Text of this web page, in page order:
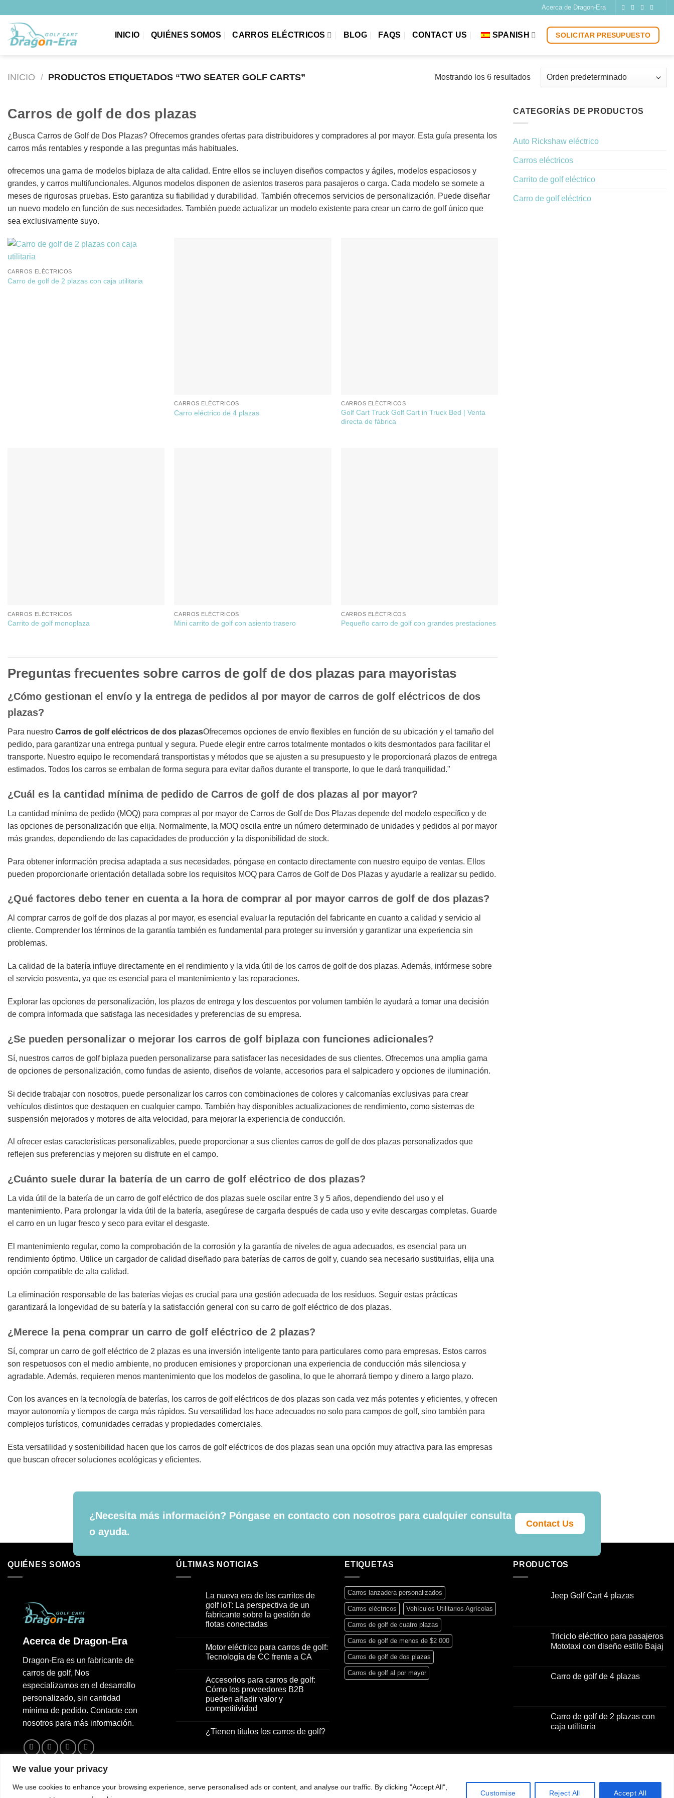
We value your privacy
We use cookies to enhance your browsing experience, serve personalised ads or content, and analyse our traffic. By clicking "Accept All",
Customise Reject All Accept All
contenido
Acerca de Dragon-Era
INICIO QUIÉNES SOMOS CARROS ELÉCTRICOS BLOG FAQS CONTACT US SPANISH SOLICITAR PRESUPUESTO
INICIO / PRODUCTOS ETIQUETADOS “TWO SEATER GOLF CARTS” Mostrando los 6 resultados
Carros de golf de dos plazas
¿Busca Carros de Golf de Dos Plazas? Ofrecemos grandes ofertas para distribuidores y compradores al por mayor. Esta guía presenta los
carros más rentables y responde a las preguntas más habituales.
ofrecemos una gama de modelos biplaza de alta calidad. Entre ellos se incluyen diseños compactos y ágiles, modelos espaciosos y
grandes, y carros multifuncionales. Algunos modelos disponen de asientos traseros para pasajeros o carga. Cada modelo se somete a
meses de rigurosas pruebas. Esto garantiza su fiabilidad y durabilidad. También ofrecemos servicios de personalización. Puede diseñar
un nuevo modelo en función de sus necesidades. También puede actualizar un modelo existente para crear un carro de golf único que
sea exclusivamente suyo.
CARROS ELÉCTRICOS
Carro de golf de 2 plazas con caja utilitaria
CARROS ELÉCTRICOS
Carro eléctrico de 4 plazas
CARROS ELÉCTRICOS
Golf Cart Truck Golf Cart in Truck Bed | Venta
directa de fábrica
CARROS ELÉCTRICOS
Carrito de golf monoplaza
CARROS ELÉCTRICOS
Mini carrito de golf con asiento trasero
CARROS ELÉCTRICOS
Pequeño carro de golf con grandes prestaciones
Preguntas frecuentes sobre carros de golf de dos plazas para mayoristas
¿Cómo gestionan el envío y la entrega de pedidos al por mayor de carros de golf eléctricos de dos
plazas?
Para nuestro Carros de golf eléctricos de dos plazasOfrecemos opciones de envío flexibles en función de su ubicación y el tamaño del
pedido, para garantizar una entrega puntual y segura. Puede elegir entre carros totalmente montados o kits desmontados para facilitar el
transporte. Nuestro equipo le recomendará transportistas y métodos que se ajusten a su presupuesto y le proporcionará plazos de entrega
estimados. Todos los carros se embalan de forma segura para evitar daños durante el transporte, lo que le dará tranquilidad."
¿Cuál es la cantidad mínima de pedido de Carros de golf de dos plazas al por mayor?
La cantidad mínima de pedido (MOQ) para compras al por mayor de Carros de Golf de Dos Plazas depende del modelo específico y de
las opciones de personalización que elija. Normalmente, la MOQ oscila entre un número determinado de unidades y pedidos al por mayor
más grandes, dependiendo de las capacidades de producción y la disponibilidad de stock.
Para obtener información precisa adaptada a sus necesidades, póngase en contacto directamente con nuestro equipo de ventas. Ellos
pueden proporcionarle orientación detallada sobre los requisitos MOQ para Carros de Golf de Dos Plazas y ayudarle a realizar su pedido.
¿Qué factores debo tener en cuenta a la hora de comprar al por mayor carros de golf de dos plazas?
Al comprar carros de golf de dos plazas al por mayor, es esencial evaluar la reputación del fabricante en cuanto a calidad y servicio al
cliente. Comprender los términos de la garantía también es fundamental para proteger su inversión y garantizar una experiencia sin
problemas.
La calidad de la batería influye directamente en el rendimiento y la vida útil de los carros de golf de dos plazas. Además, infórmese sobre
el servicio posventa, ya que es esencial para el mantenimiento y las reparaciones.
Explorar las opciones de personalización, los plazos de entrega y los descuentos por volumen también le ayudará a tomar una decisión
de compra informada que satisfaga las necesidades y preferencias de su empresa.
¿Se pueden personalizar o mejorar los carros de golf biplaza con funciones adicionales?
Sí, nuestros carros de golf biplaza pueden personalizarse para satisfacer las necesidades de sus clientes. Ofrecemos una amplia gama
de opciones de personalización, como fundas de asiento, diseños de volante, accesorios para el salpicadero y opciones de iluminación.
Si decide trabajar con nosotros, puede personalizar los carros con combinaciones de colores y calcomanías exclusivas para crear
vehículos distintos que destaquen en cualquier campo. También hay disponibles actualizaciones de rendimiento, como sistemas de
suspensión mejorados y motores de alta velocidad, para mejorar la experiencia de conducción.
Al ofrecer estas características personalizables, puede proporcionar a sus clientes carros de golf de dos plazas personalizados que
reflejen sus preferencias y mejoren su disfrute en el campo.
¿Cuánto suele durar la batería de un carro de golf eléctrico de dos plazas?
La vida útil de la batería de un carro de golf eléctrico de dos plazas suele oscilar entre 3 y 5 años, dependiendo del uso y el
mantenimiento. Para prolongar la vida útil de la batería, asegúrese de cargarla después de cada uso y evite descargas completas. Guarde
el carro en un lugar fresco y seco para evitar el desgaste.
El mantenimiento regular, como la comprobación de la corrosión y la garantía de niveles de agua adecuados, es esencial para un
rendimiento óptimo. Utilice un cargador de calidad diseñado para baterías de carros de golf y, cuando sea necesario sustituirlas, elija una
opción compatible de alta calidad.
La eliminación responsable de las baterías viejas es crucial para una gestión adecuada de los residuos. Seguir estas prácticas
garantizará la longevidad de su batería y la satisfacción general con su carro de golf eléctrico de dos plazas.
¿Merece la pena comprar un carro de golf eléctrico de 2 plazas?
Sí, comprar un carro de golf eléctrico de 2 plazas es una inversión inteligente tanto para particulares como para empresas. Estos carros
son respetuosos con el medio ambiente, no producen emisiones y proporcionan una experiencia de conducción más silenciosa y
agradable. Además, requieren menos mantenimiento que los modelos de gasolina, lo que le ahorrará tiempo y dinero a largo plazo.
Con los avances en la tecnología de baterías, los carros de golf eléctricos de dos plazas son cada vez más potentes y eficientes, y ofrecen
mayor autonomía y tiempos de carga más rápidos. Su versatilidad los hace adecuados no solo para campos de golf, sino también para
complejos turísticos, comunidades cerradas y propiedades comerciales.
Esta versatilidad y sostenibilidad hacen que los carros de golf eléctricos de dos plazas sean una opción muy atractiva para las empresas
que buscan ofrecer soluciones ecológicas y eficientes.
CATEGORÍAS DE PRODUCTOS
Auto Rickshaw eléctrico
Carros eléctricos
Carrito de golf eléctrico
Carro de golf eléctrico
¿Necesita más información? Póngase en contacto con nosotros para cualquier consulta
o ayuda.
Contact Us
QUIÉNES SOMOS
Acerca de Dragon-Era
Dragon-Era es un fabricante de
carros de golf, Nos
especializamos en el desarrollo
personalizado, sin cantidad
mínima de pedido. Contacte con
nosotros para más información.
ÚLTIMAS NOTICIAS
La nueva era de los carritos de
golf IoT: La perspectiva de un
fabricante sobre la gestión de
flotas conectadas
Motor eléctrico para carros de golf:
Tecnología de CC frente a CA
Accesorios para carros de golf:
Cómo los proveedores B2B
pueden añadir valor y
competitividad
¿Tienen títulos los carros de golf?
ETIQUETAS
Carros lanzadera personalizados
Carros eléctricos Vehículos Utilitarios Agrícolas
Carros de golf de cuatro plazas
Carros de golf de menos de $2 000
Carros de golf de dos plazas
Carros de golf al por mayor
PRODUCTOS
Jeep Golf Cart 4 plazas
era:
$3,000.00.
es:
$2,000.00.
Triciclo eléctrico para pasajeros
Mototaxi con diseño estilo Bajaj
original
actual
Carro de golf de 4 plazas
era:
$3,000.00.
es:
$2,000.00.
Carro de golf de 2 plazas con
caja utilitaria
$3,000.00.
$2,000.00.